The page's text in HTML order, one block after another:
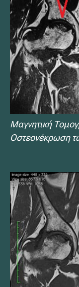
Μαγνητική
Οστεονέκρωση